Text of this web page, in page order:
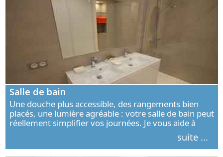
Salle de bain
Une douche plus accessible, des rangements bien
placés, une lumière agréable : votre salle de bain peut
réellement simplifier vos journées. Je vous aide à
concevoir un espace élégant, confortable et adapté à
suite ...